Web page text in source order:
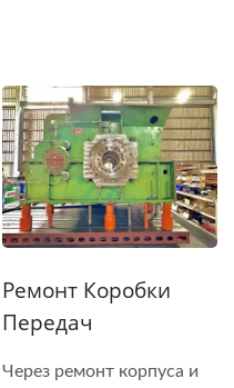
Ремонт Коробки
Передач
Через ремонт корпуса и